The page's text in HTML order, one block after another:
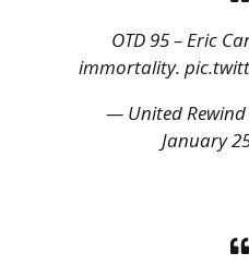
OTD 95 – Eric
immortality.
— United
January